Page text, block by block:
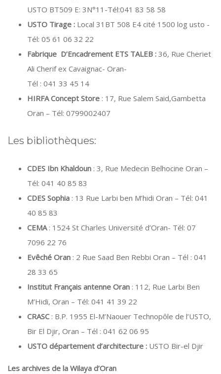
USTO BT509 E: 3N°11-Tél:041 83 58 58
USTO Tirage : Local 31BT 508 E4 cité 1500 log usto -
Tél: 05 61 06 32 22
Fabrique D’Encadrement ETS TALEB : 36, Rue Cheriet
Ali Cherif ex Cavaignac- Oran-
Tél : 041 33 45 14
HIRFA Concept Store : 17, Rue Salem Said,Gambetta
Oran – Tél: 0799002407
Les bibliothèques:
CDES Ibn Khaldoun : 3, Rue Medecin Belhocine Oran –
Tél: 041 40 85 83
CDES Sophia : 13 Rue Larbi ben M’hidi Oran – Tél: 041
40 85 83
CEMA: 1524 St Charles Université d’Oran- Tél: 07
7096 22 76
Evêché Oran : 2 Rue Saad Ben Rebbi Oran – Tél : 041
28 33 65
Institut Français antenne Oran : 112, Rue Larbi Ben
M’Hidi, Oran – Tél: 041 41 39 22
CRASC: B.P. 1955 El-M’Naouer Technopôle de l’USTO,
Bir El Djir, Oran – Tél : 041 62 06 95
USTO département d’architecture : USTO Bir-el Djir
Les archives de la Wilaya d’Oran